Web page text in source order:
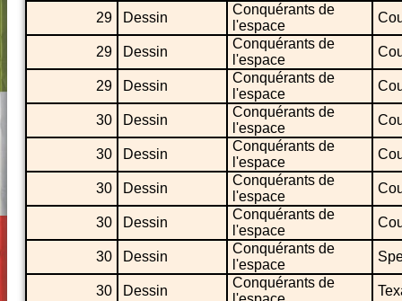
29 Dessin
Conquérants de
l'espace
29 Dessin
Conquérants de
l'espace
29 Dessin
Conquérants de
l'espace
30 Dessin
Conquérants de
l'espace
30 Dessin
Conquérants de
l'espace
30 Dessin
Conquérants de
l'espace
30 Dessin
Conquérants de
l'espace
30 Dessin
Conquérants de
l'espace
30 Dessin
Conquérants de